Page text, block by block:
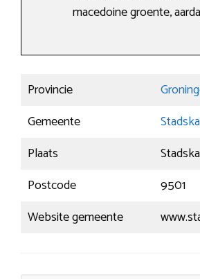
macedoine groente,
Provincie
Gemeente
Plaats
Postcode
9501
Website gemeente